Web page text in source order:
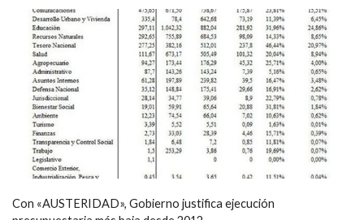
Con «AUSTERIDAD», Gobierno justifica ejecución